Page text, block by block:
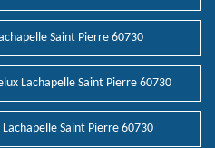
Saint Pierre 60730
Lachapelle Saint Pierre 60730
Saint Pierre 60730